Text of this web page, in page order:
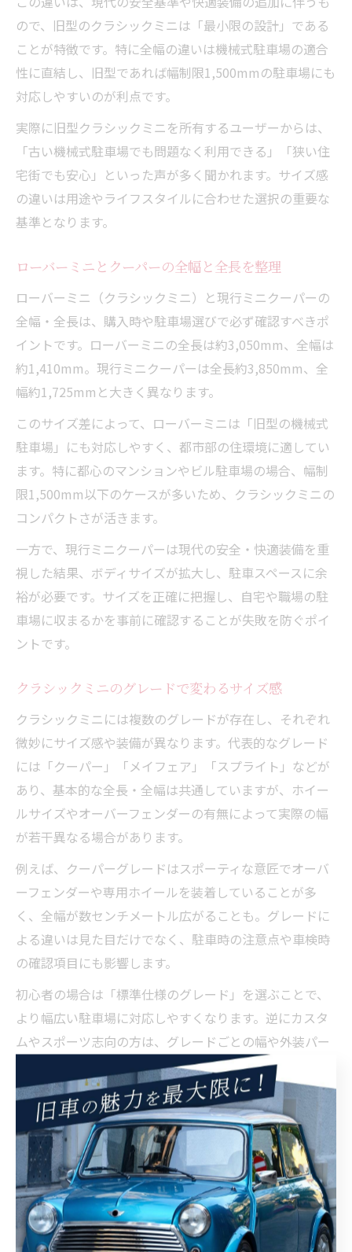
ので、旧型のクラシックミニは「最小限の設計」である
ことが特徴です。特に全幅の違いは機械式駐車場の適合
性に直結し、旧型であれば幅制限1,500mmの駐車場にも
対応しやすいのが利点です。
実際に旧型クラシックミニを所有するユーザーからは、
「古い機械式駐車場でも問題なく利用できる」「狭い住
宅街でも安心」といった声が多く聞かれます。サイズ感
の違いは用途やライフスタイルに合わせた選択の重要な
基準となります。
ローバーミニとクーパーの全幅と全長を整理
ローバーミニ（クラシックミニ）と現行ミニクーパーの
全幅・全長は、購入時や駐車場選びで必ず確認すべきポ
イントです。ローバーミニの全長は約3,050mm、全幅は
約1,410mm。現行ミニクーパーは全長約3,850mm、全
幅約1,725mmと大きく異なります。
このサイズ差によって、ローバーミニは「旧型の機械式
駐車場」にも対応しやすく、都市部の住環境に適してい
ます。特に都心のマンションやビル駐車場の場合、幅制
限1,500mm以下のケースが多いため、クラシックミニの
コンパクトさが活きます。
一方で、現行ミニクーパーは現代の安全・快適装備を重
視した結果、ボディサイズが拡大し、駐車スペースに余
裕が必要です。サイズを正確に把握し、自宅や職場の駐
車場に収まるかを事前に確認することが失敗を防ぐポイ
ントです。
クラシックミニのグレードで変わるサイズ感
クラシックミニには複数のグレードが存在し、それぞれ
微妙にサイズ感や装備が異なります。代表的なグレード
には「クーパー」「メイフェア」「スプライト」などが
あり、基本的な全長・全幅は共通していますが、ホイー
ルサイズやオーバーフェンダーの有無によって実際の幅
が若干異なる場合があります。
例えば、クーパーグレードはスポーティな意匠でオーバ
ーフェンダーや専用ホイールを装着していることが多
く、全幅が数センチメートル広がることも。グレードに
よる違いは見た目だけでなく、駐車時の注意点や車検時
の確認項目にも影響します。
初心者の場合は「標準仕様のグレード」を選ぶことで、
より幅広い駐車場に対応しやすくなります。逆にカスタ
ムやスポーツ志向の方は、グレードごとの幅や外装パー
ツの違いを事前に把握した上で購入検討するのが安心で
す。
狭い駐車場に収まるクラシックミ
ニ活用術
クラシックミニなら機械式駐車場も安心